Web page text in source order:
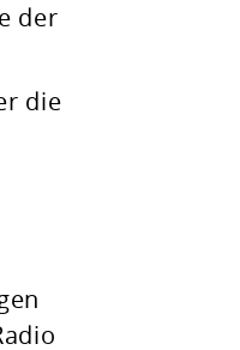
der
die